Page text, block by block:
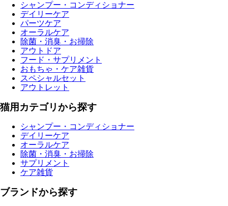
シャンプー・コンディショナー
デイリーケア
パーツケア
オーラルケア
除菌・消臭・お掃除
アウトドア
フード・サプリメント
おもちゃ・ケア雑貨
スペシャルセット
アウトレット
猫用カテゴリから探す
シャンプー・コンディショナー
デイリーケア
オーラルケア
除菌・消臭・お掃除
サプリメント
ケア雑貨
ブランドから探す